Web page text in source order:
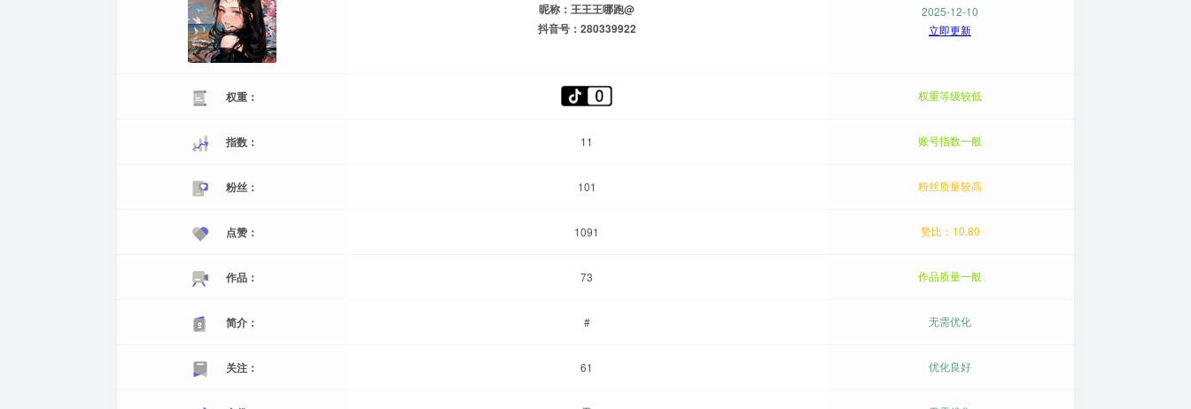
昵称：王王王哪跑@
抖音号：280339922
2025-12-10
立即更新
权重： 权重等级较低
指数： 11 账号指数一般
粉丝： 101 粉丝质量较高
点赞： 1091 赞比：10.80
作品： 73 作品质量一般
简介： # 无需优化
关注： 61 优化良好